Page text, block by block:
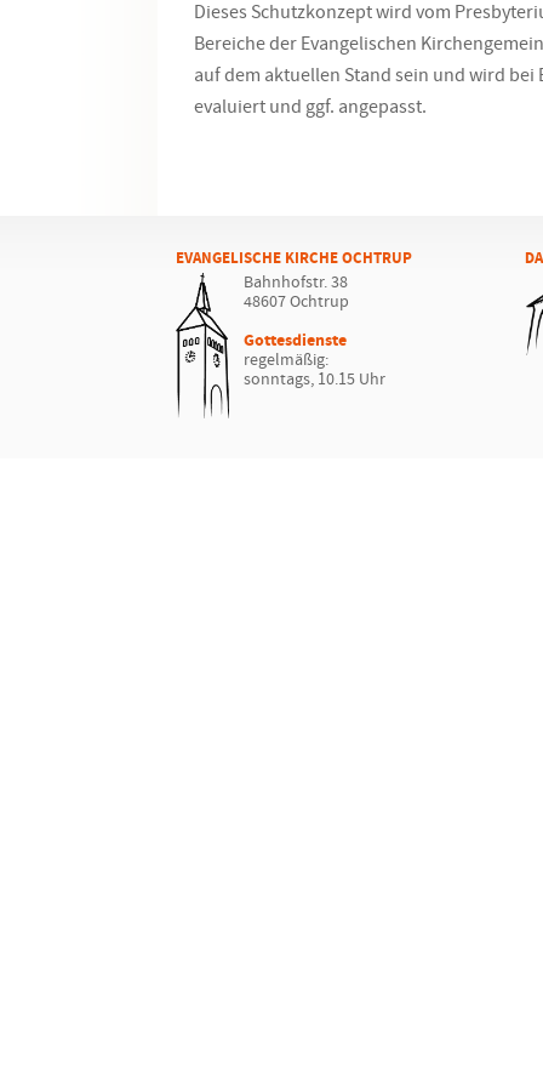
Dieses Schutzkonzept wird vom
Bereiche der Evangelischen
auf dem aktuellen Stand sein und wird bei
evaluiert und ggf. angepasst.
EVANGELISCHE KIRCHE OCHTRUP
Bahnhofstr. 38
48607 Ochtrup
Gottesdienste
regelmäßig:
sonntags, 10.15 Uhr